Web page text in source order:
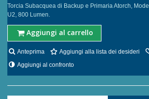
Torcia Subacquea di Backup e Primaria Atorch,
U2, 800 Lumen.
Aggiungi al carrello
Anteprima Aggiungi alla lista dei desideri
Aggiungi al confronto